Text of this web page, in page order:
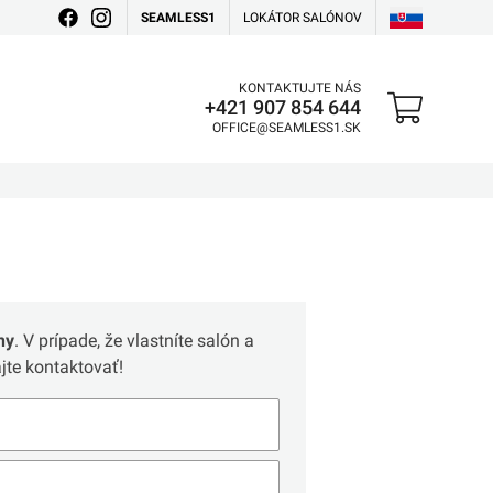
SEAMLESS1 LOKÁTOR SALÓNOV
KONTAKTUJTE NÁS
+421 907 854 644
OFFICE@SEAMLESS1.SK
. V prípade, že vlastníte salón a
kontaktovať!